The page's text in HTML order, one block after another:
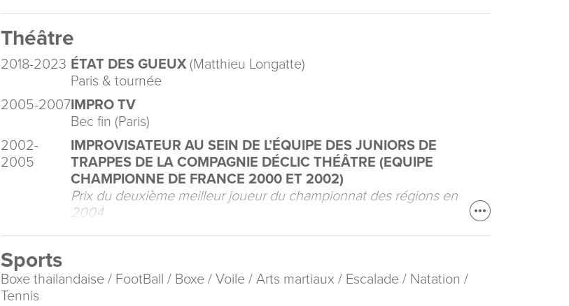
Théâtre
2018-2023 ÉTAT DES GUEUX (Matthieu Longatte)
Paris & tournée
2005-2007IMPRO TV
Bec fin (Paris)
2002-
2005
IMPROVISATEUR AU SEIN DE L’ÉQUIPE DES JUNIORS DE
TRAPPES DE LA COMPAGNIE DÉCLIC THÉÂTRE (EQUIPE
CHAMPIONNE DE FRANCE 2000 ET 2002)
Prix du deuxième meilleur joueur du championnat des régions en
2004
Sports
Boxe thailandaise / FootBall / Boxe / Voile / Arts martiaux / Escalade / Natation /
Tennis